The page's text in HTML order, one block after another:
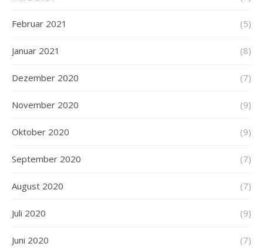
Februar 2021 (5)
Januar 2021 (8)
Dezember 2020 (7)
November 2020 (9)
Oktober 2020 (9)
September 2020 (7)
August 2020 (7)
Juli 2020 (9)
Juni 2020 (7)